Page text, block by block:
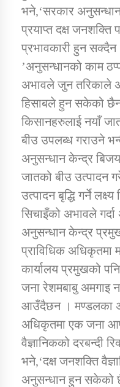
तातोपानी गाउँपालिकाको न्यायिक
तातोपानी गाउँपालिका जुम्लाको
सम्बन्धी सूचना सन्देश
तातोपानी गाउँपालिका जुम्लाको
सन्देश
तातोपानी गाउँपालिका जुम्लाको
भने,‘सरकार
प्रयाप्त दक्ष
प्रभावकारी हुन सक्दैन
’अनुसन्धानको काम
अभावले जुन तरिकाले
हिसाबले हुन सकेको
किसानहरुलाई नयाँ
बीउ उपलब्ध गराउने
अनुसन्धान केन्द्र
जातको बीउ उत्पादन
उत्पादन बृद्धि गर्ने
सिचाइँको अभावले
अनुसन्धान केन्द्र
प्राविधिक
कार्यालय प्रमुखको
जना रेशमबाबु अमगाइ
आउँदैछन । मण्डलका
अधिकृतमा एक जना
वैज्ञानिकको दरबन्दी
भने,‘दक्ष जनशक्ति
अनुसन्धान हुन सकेको